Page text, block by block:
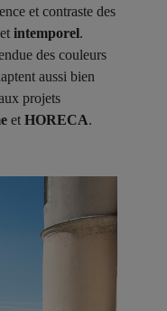
et contraste des
intemporel.
des couleurs
aussi bien
projets
et HORECA.